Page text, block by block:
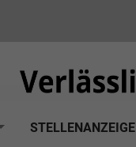
STELLENANZEIGE